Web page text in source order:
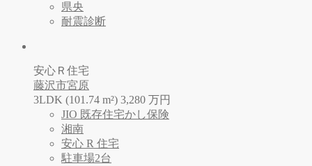
県央
耐震診断
安心Ｒ住宅
藤沢市宮原
3LDK (101.74 m²) 3,280 万円
JIO 既存住宅かし保険
湘南
安心 R 住宅
駐車場2台